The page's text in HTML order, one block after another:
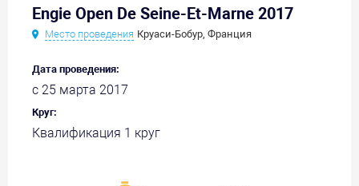
Engie Open De Seine-Et-Marne 2017
Место проведения Круаси-Бобур, Франция
Дата проведения:
с 25 марта 2017
Круг:
Квалификация 1 круг